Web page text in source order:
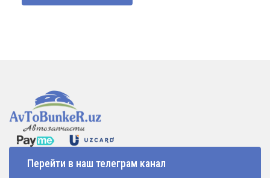
Перейти в наш телеграм канал